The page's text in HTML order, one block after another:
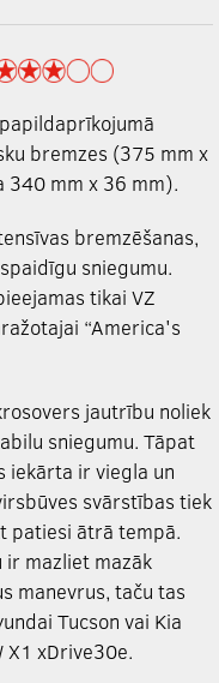
bremzes (375 mm x
340 mm x 36 mm).
bremzēšanas,
sniegumu.
tikai VZ
“America's
jautrību noliek
sniegumu. Tāpat
iekārta ir viegla un
svārstības tiek
patiesi ātrā tempā.
ir mazliet mazāk
manevrus, taču tas
Tucson vai Kia
xDrive30e.